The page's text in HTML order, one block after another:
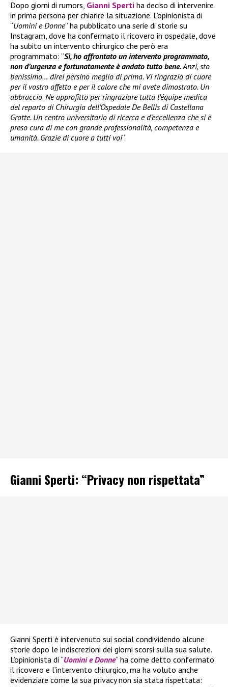
Dopo giorni di rumors, Gianni Sperti ha deciso di intervenire
in prima persona per chiarire la situazione. L’opinionista di
“Uomini e Donne” ha pubblicato una serie di storie su
Instagram, dove ha confermato il ricovero in ospedale, dove
ha subito un intervento chirurgico che però era
programmato: “Sì, ho affrontato un intervento programmato,
non d’urgenza e fortunatamente è andato tutto bene.Anzi, sto
benissimo… direi persino meglio di prima. Vi ringrazio di cuore
per il vostro affetto e per il calore che mi avete dimostrato. Un
abbraccio. Ne approfitto per ringraziare tutta l’équipe medica
del reparto di Chirurgia dell’Ospedale De Bellis di Castellana
Grotte. Un centro universitario di ricerca e d’eccellenza che si è
preso cura di me con grande professionalità, competenza e
umanità. Grazie di cuore a tutti voi“.
Gianni Sperti: “Privacy non rispettata”
Gianni Sperti è intervenuto sui social condividendo alcune
storie dopo le indiscrezioni dei giorni scorsi sulla sua salute.
L’opinionista di “Uomini e Donne” ha come detto confermato
il ricovero e l’intervento chirurgico, ma ha voluto anche
evidenziare come la sua privacy non sia stata rispettata: